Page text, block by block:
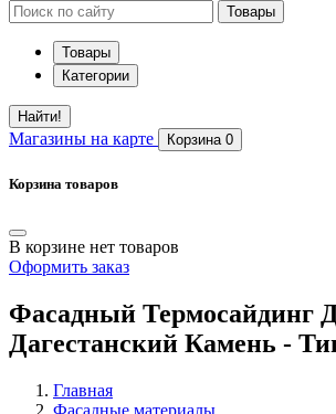
Товары
Товары
Категории
Найти!
Магазины на карте Корзина 0
Корзина товаров
В корзине нет товаров
Оформить заказ
Фасадный Термосайдинг
Дагестанский Камень -
Главная